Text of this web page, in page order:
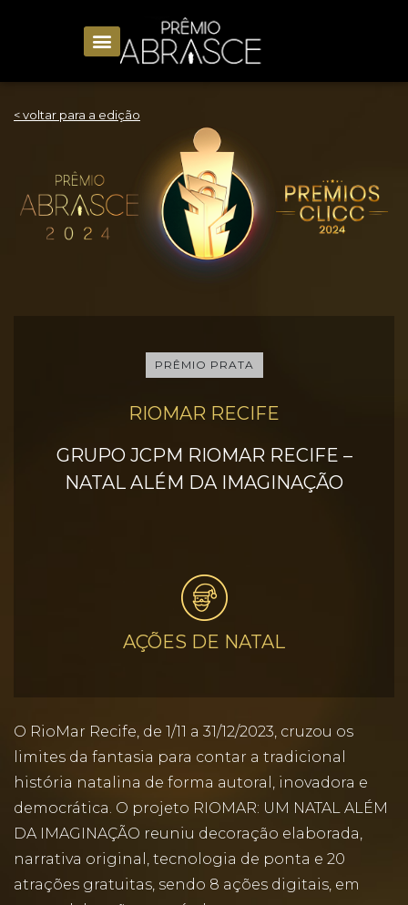
< voltar para a edição
PRÊMIO PRATA
RIOMAR RECIFE
GRUPO JCPM RIOMAR RECIFE –
NATAL ALÉM DA IMAGINAÇÃO
AÇÕES DE NATAL
O RioMar Recife, de 1/11 a 31/12/2023, cruzou os
limites da fantasia para contar a tradicional
história natalina de forma autoral, inovadora e
democrática. O projeto RIOMAR: UM NATAL ALÉM
DA IMAGINAÇÃO reuniu decoração elaborada,
narrativa original, tecnologia de ponta e 20
atrações gratuitas, sendo 8 ações digitais, em